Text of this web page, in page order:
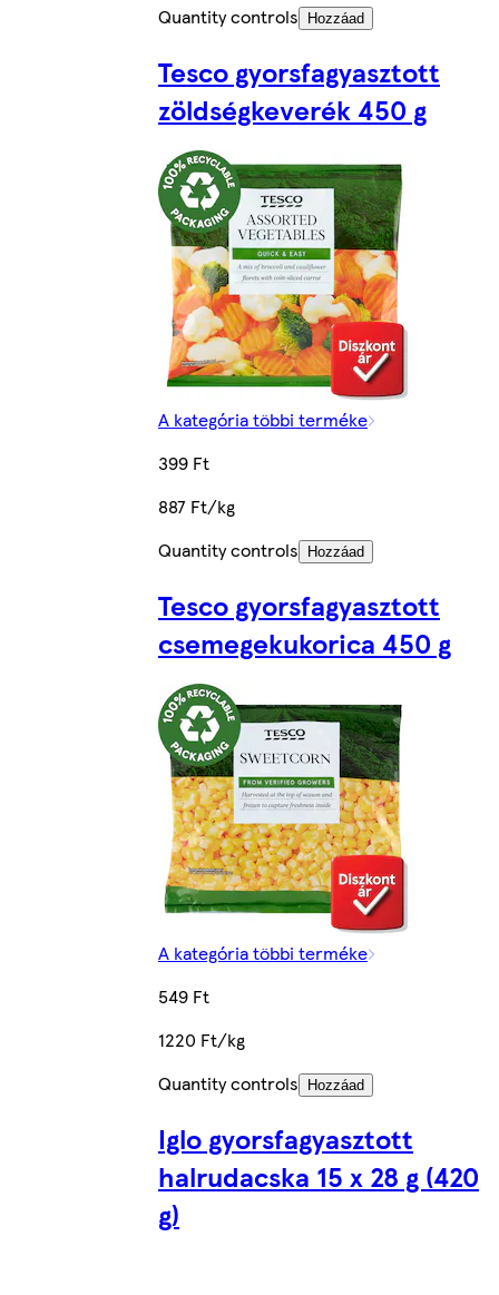
Quantity controls
Hozzáad
Tesco gyorsfagyasztott
zöldségkeverék 450 g
A kategória többi terméke
399 Ft
887 Ft/kg
Quantity controls
Hozzáad
Tesco gyorsfagyasztott
csemegekukorica 450 g
A kategória többi terméke
549 Ft
1220 Ft/kg
Quantity controls
Hozzáad
Iglo gyorsfagyasztott
halrudacska 15 x 28 g (420
g)